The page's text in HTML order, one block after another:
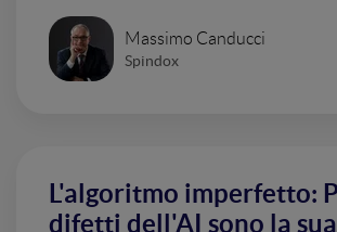
Massimo Canducci
Spindox
L'algoritmo imperfetto:
difetti dell'AI sono la